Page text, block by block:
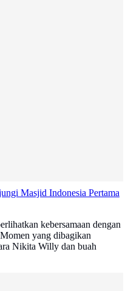
Masjid Indonesia Pertama
kebersamaan dengan
yang dibagikan
Nikita Willy dan buah